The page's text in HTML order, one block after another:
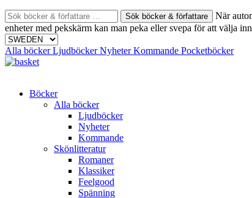
Sök
böcker
&
författare
efter:
När
enheter med pekskärm kan man peka eller svepa för att välja
Alla böckerLjudböckerNyheterKommande Pocketböcker
Böcker
Alla böcker
Ljudböcker
Nyheter
Kommande
Skönlitteratur
Romaner
Klassiker
Feelgood
Spänning